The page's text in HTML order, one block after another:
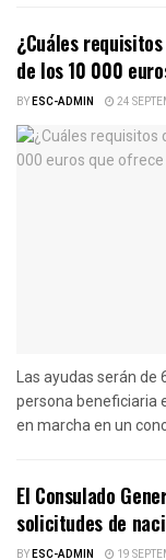
¿Cuáles
de los 10 000
BYESC-ADMIN 24
Las ayudas serán
persona beneficiaria
en marcha en un
El Consulado
solicitudes de
BYESC-ADMIN 19